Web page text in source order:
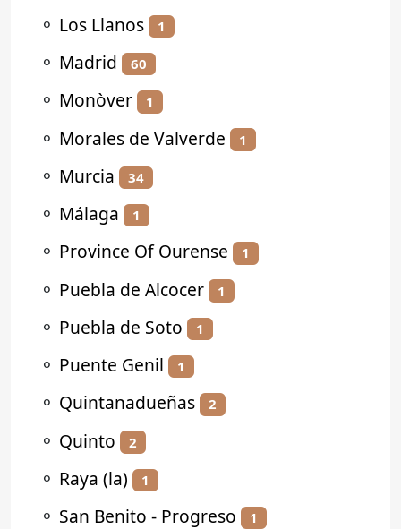
⚬ Los Llanos 1
⚬ Madrid 60
⚬ Monòver 1
⚬ Morales de Valverde 1
⚬ Murcia 34
⚬ Málaga 1
⚬ Province Of Ourense 1
⚬ Puebla de Alcocer 1
⚬ Puebla de Soto 1
⚬ Puente Genil 1
⚬ Quintanadueñas 2
⚬ Quinto 2
⚬ Raya (la) 1
⚬ San Benito - Progreso 1